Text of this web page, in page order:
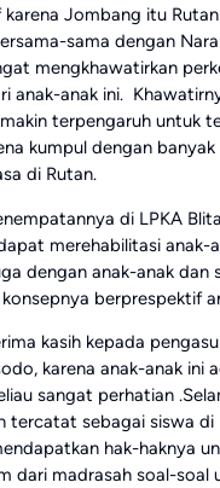
Jombang itu
sama dengan
mengkhawatirkan
anak-anak ini.
terpengaruh untuk
kumpul dengan
di Rutan.
di LPKA
merehabilitasi anak-
dengan anak-anak dan
berprespektif
kasih kepada
karena anak-anak ini
sangat perhatian
tercatat sebagai siswa di
hak-haknya
dari madrasah soal-soal